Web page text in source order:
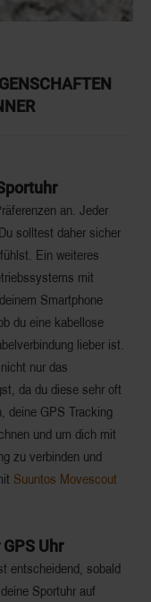
an. Jeder
solltest daher sicher
. Ein weiteres
mit
Smartphone
du eine kabellose
lieber ist.
nur das
da du diese sehr oft
, deine GPS Tracking
und um dich mit
zu verbinden und
Suuntos Movescout
Uhr
entscheidend, sobald
Sportuhr auf